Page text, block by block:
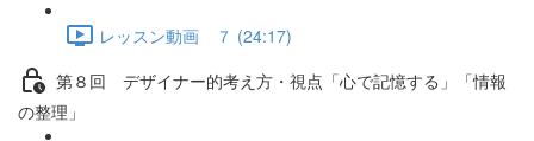
レッスン動画 ７ (24:17)
第８回 デザイナー的考え方・視点「心で記憶する」「情報
の整理」